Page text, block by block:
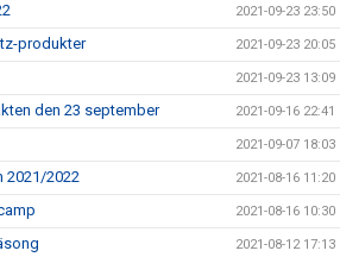
2021-09-23 23:50
produkter 2021-09-23 20:05
2021-09-23 13:09
den 23 september 2021-09-16 22:41
2021-09-07 18:03
2021/2022 2021-08-16 11:20
2021-08-16 10:30
2021-08-12 17:13